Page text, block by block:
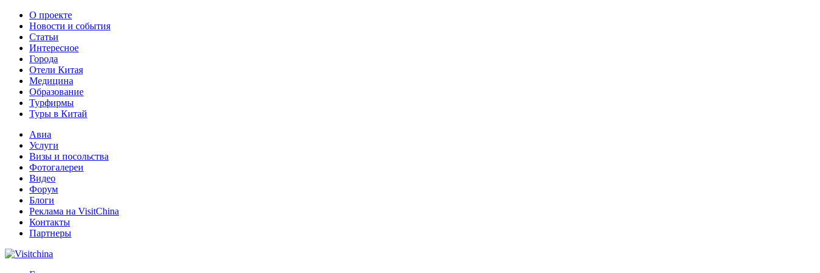
О проекте
Новости и события
Статьи
Интересное
Города
Отели Китая
Медицина
Образование
Турфирмы
Туры в Китай
Авиа
Услуги
Визы и посольства
Фотогалереи
Видео
Форум
Блоги
Реклама на VisitChina
Контакты
Партнеры